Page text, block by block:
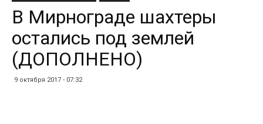
В Мирнограде шахтеры
остались под землей
(ДОПОЛНЕНО)
9 октября 2017 - 07:32